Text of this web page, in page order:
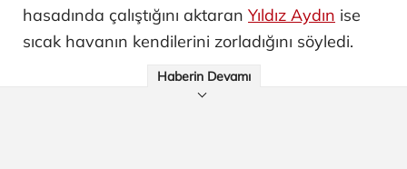
hasadında çalıştığını aktaran Yıldız Aydın ise
sıcak havanın kendilerini zorladığını söyledi.
Haberin Devamı